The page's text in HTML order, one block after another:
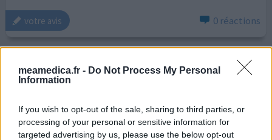
meamedica.fr - Do Not Process My Personal
Information
If you wish to opt-out of the sale, sharing to third parties, or
processing of your personal or sensitive information for
targeted advertising by us, please use the below opt-out
votre avis 0 réactions
Propranolol
31/05/2022 | Femme | 51
Migraine
Efficacité